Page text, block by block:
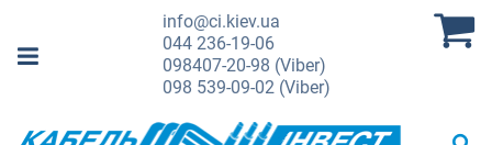
info@ci.kiev.ua
044236-19-06
098407-20-98 (Viber)
098 539-09-02 (Viber)